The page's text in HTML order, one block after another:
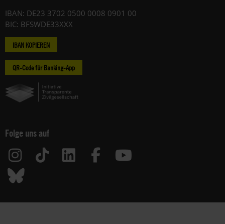
IBAN: DE23 3702 0500 0008 0901 00
BIC: BFSWDE33XXX
IBAN KOPIEREN
QR-Code für Banking-App
Folge uns auf